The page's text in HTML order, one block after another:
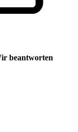
beantworten